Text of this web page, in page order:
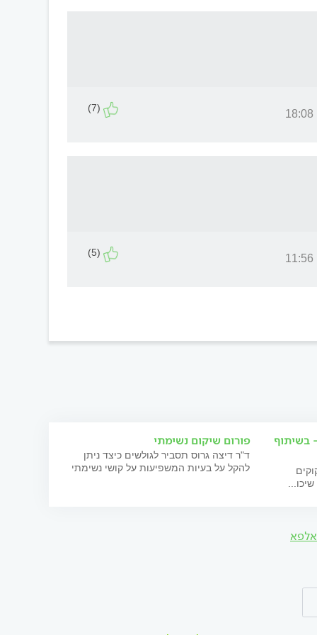
(7)
(5)
בשיתוף פורום שיקום נשימתי
ד"ר דיצה גרוס תסביר לגולשים כיצד ניתן
להקל על בעיות המשפיעות על קושי נשימתי
אלפא